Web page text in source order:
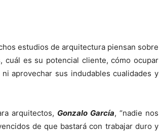
estudios de arquitectura piensan sobre
cuál es su potencial cliente, cómo ocupar
aprovechar sus indudables cualidades y
arquitectos, Gonzalo García, “nadie nos
de que bastará con trabajar duro y